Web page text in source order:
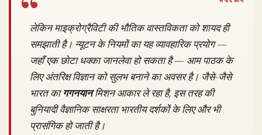
लेकिन माइक्रोग्रैविटी की भौतिक वास्तविकता को शायद ही
समझाती है। न्यूटन के नियमों का यह व्यावहारिक प्रयोग —
जहाँ एक छोटा धक्का जानलेवा हो सकता है — आम पाठक के
लिए अंतरिक्ष विज्ञान को सुलभ बनाने का अवसर है। जैसे-जैसे
भारत कागगनयानमिशन आकार ले रहा है, इस तरह की
बुनियादी वैज्ञानिक साक्षरता भारतीय दर्शकों के लिए और भी
प्रासंगिक हो जाती है।